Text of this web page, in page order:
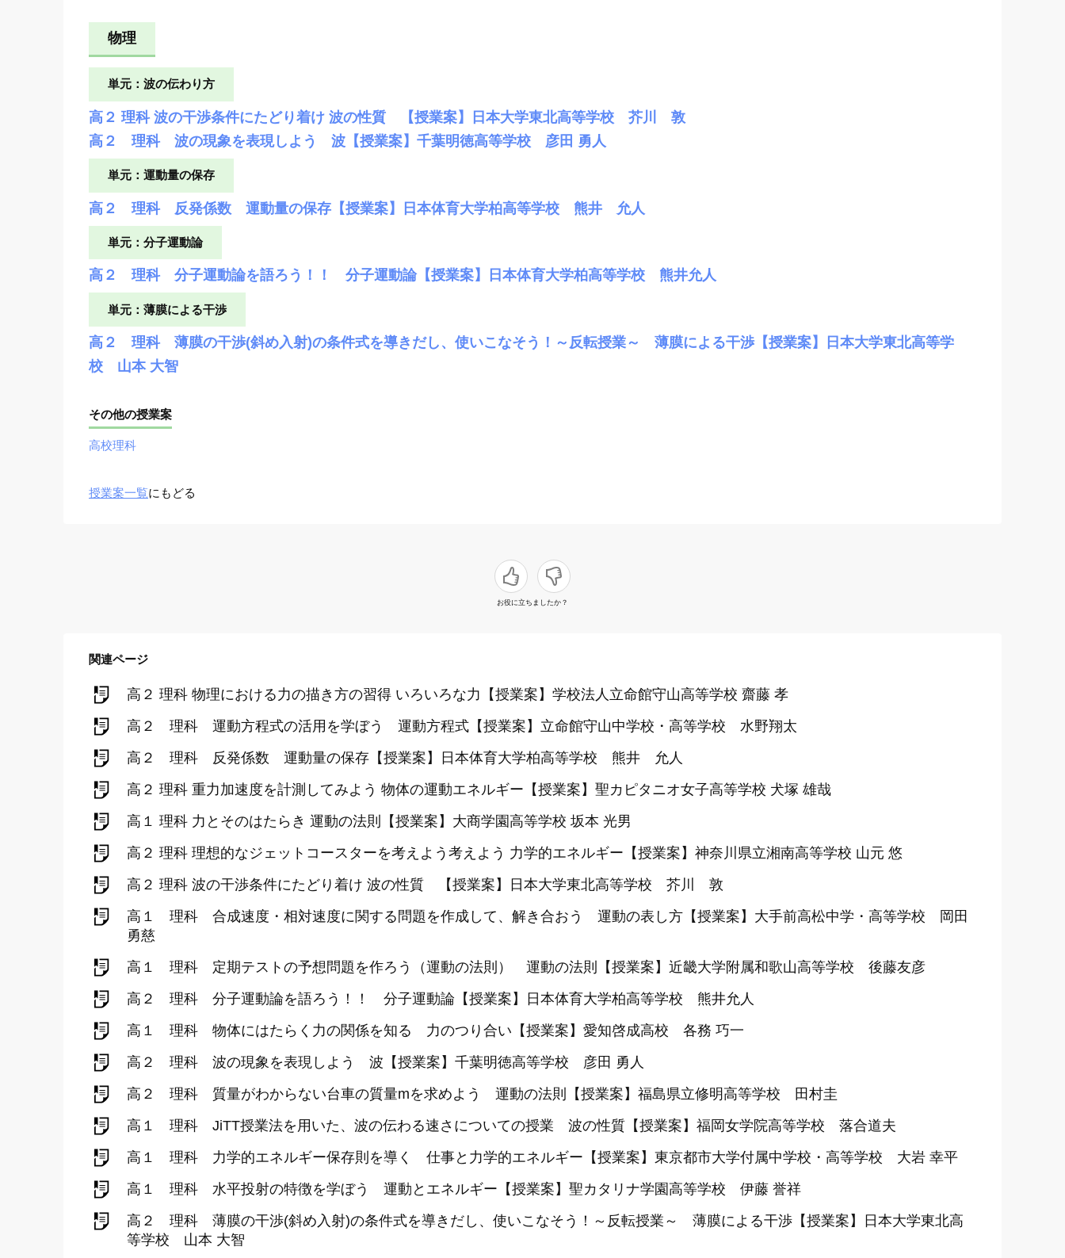
物理
単元：波の伝わり方
高２ 理科 波の干渉条件にたどり着け 波の性質 【授業案】日本大学東北高等学校 芥川 敦
高２ 理科 波の現象を表現しよう 波【授業案】千葉明徳高等学校 彦田 勇人
単元：運動量の保存
高２ 理科 反発係数 運動量の保存【授業案】日本体育大学柏高等学校 熊井 允人
単元：分子運動論
高２ 理科 分子運動論を語ろう！！ 分子運動論【授業案】日本体育大学柏高等学校 熊井允人
単元：薄膜による干渉
高２ 理科 薄膜の干渉(斜め入射)の条件式を導きだし、使いこなそう！～反転授業～ 薄膜による干渉【授業案】日本大学東北高等学
校 山本 大智
その他の授業案
高校理科
授業案一覧にもどる
お役に立ちましたか？
関連ページ
高２ 理科 物理における力の描き方の習得 いろいろな力【授業案】学校法人立命館守山高等学校 齋藤 孝
高２ 理科 運動方程式の活用を学ぼう 運動方程式【授業案】立命館守山中学校・高等学校 水野翔太
高２ 理科 反発係数 運動量の保存【授業案】日本体育大学柏高等学校 熊井 允人
高２ 理科 重力加速度を計測してみよう 物体の運動エネルギー【授業案】聖カピタニオ女子高等学校 犬塚 雄哉
高１ 理科 力とそのはたらき 運動の法則【授業案】大商学園高等学校 坂本 光男
高２ 理科 理想的なジェットコースターを考えよう考えよう 力学的エネルギー【授業案】神奈川県立湘南高等学校 山元 悠
高２ 理科 波の干渉条件にたどり着け 波の性質 【授業案】日本大学東北高等学校 芥川 敦
高１ 理科 合成速度・相対速度に関する問題を作成して、解き合おう 運動の表し方【授業案】大手前高松中学・高等学校 岡田
勇慈
高１ 理科 定期テストの予想問題を作ろう（運動の法則） 運動の法則【授業案】近畿大学附属和歌山高等学校 後藤友彦
高２ 理科 分子運動論を語ろう！！ 分子運動論【授業案】日本体育大学柏高等学校 熊井允人
高１ 理科 物体にはたらく力の関係を知る 力のつり合い【授業案】愛知啓成高校 各務 巧一
高２ 理科 波の現象を表現しよう 波【授業案】千葉明徳高等学校 彦田 勇人
高２ 理科 質量がわからない台車の質量mを求めよう 運動の法則【授業案】福島県立修明高等学校 田村圭
高１ 理科 JiTT授業法を用いた、波の伝わる速さについての授業 波の性質【授業案】福岡女学院高等学校 落合道夫
高１ 理科 力学的エネルギー保存則を導く 仕事と力学的エネルギー【授業案】東京都市大学付属中学校・高等学校 大岩 幸平
高１ 理科 水平投射の特徴を学ぼう 運動とエネルギー【授業案】聖カタリナ学園高等学校 伊藤 誉祥
高２ 理科 薄膜の干渉(斜め入射)の条件式を導きだし、使いこなそう！～反転授業～ 薄膜による干渉【授業案】日本大学東北高
等学校 山本 大智